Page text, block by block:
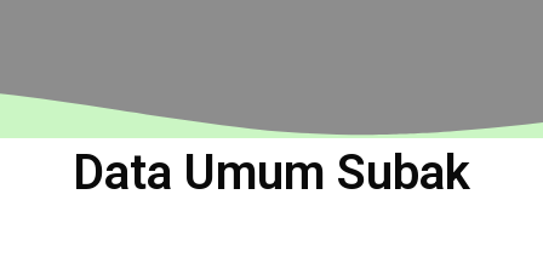
Data Umum Subak